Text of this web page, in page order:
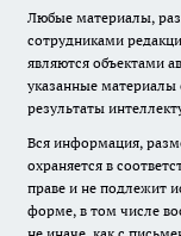
Любые материалы,
сотрудниками
являются объектами
указанные материалы
результаты
Вся информация,
охраняется в
праве и не подлежит
форме, в том числе